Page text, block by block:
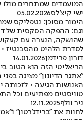
המועמדים שמתחרים מולו
ישי קיצ'לס05.02.2026
הימור מסוכן: נטפליקס
וגם: ההפקה הסקסית של
שהושקה, הנערה עם קעקוע
לסדרת הלהיט מהסבנטיז •
דורון פרידמן14.01.2026
הריאליטי הזה הוא הטוב
"אתגר הדיונון" מציגה
האנושות הגיעה •
טוויסטים מפתיעים וכל
ניר וולף12.11.2025
לחוות את "ברידג'רטון"